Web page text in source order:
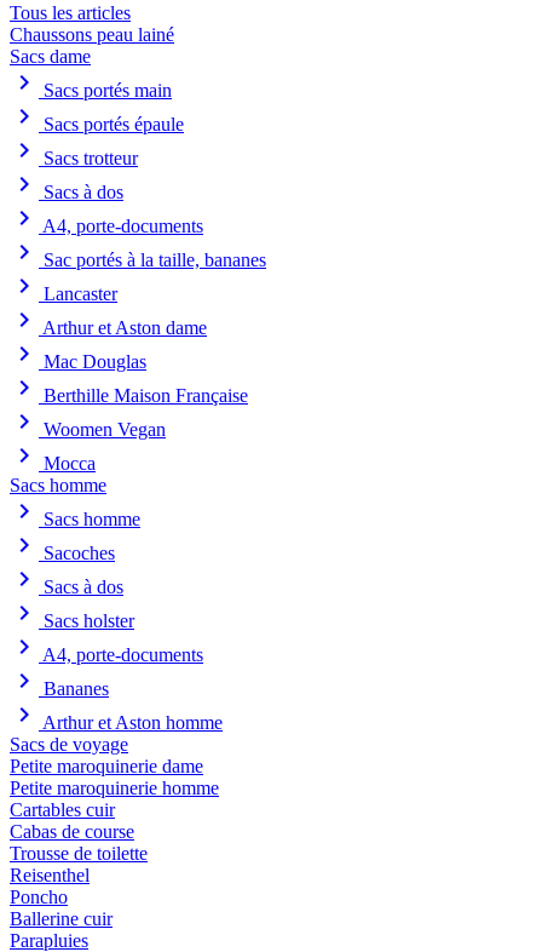
Tous les articles
Chaussons peau lainé
Sacs dame
chevron_right Sacs portés main
chevron_right Sacs portés épaule
chevron_right Sacs trotteur
chevron_right Sacs à dos
chevron_right A4, porte-documents
chevron_right Sac portés à la taille, bananes
chevron_right Lancaster
chevron_right Arthur et Aston dame
chevron_right Mac Douglas
chevron_right Berthille Maison Française
chevron_right Woomen Vegan
chevron_right
Mocca
Sacs homme
chevron_right Sacs homme
chevron_right Sacoches
chevron_right Sacs à dos
chevron_right Sacs holster
chevron_right A4, porte-documents
chevron_right Bananes
chevron_right
Arthur et Aston homme
Sacs de voyage
Petite maroquinerie dame
Petite maroquinerie homme
Cartables cuir
Cabas de course
Trousse de toilette
Reisenthel
Poncho
Ballerine cuir
Parapluies